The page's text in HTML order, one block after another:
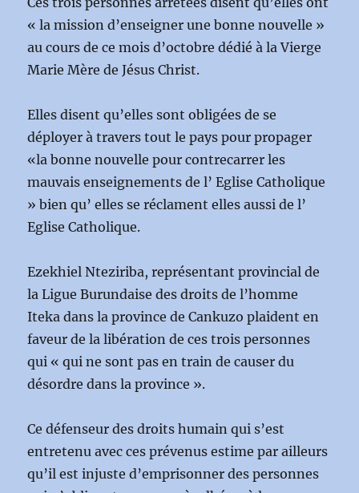
« la mission d’enseigner une bonne nouvelle »
au cours de ce mois d’octobre dédié à la Vierge
Marie Mère de Jésus Christ.
Elles disent qu’elles sont obligées de se
déployer à travers tout le pays pour propager
«la bonne nouvelle pour contrecarrer les
mauvais enseignements de l’ Eglise Catholique
» bien qu’ elles se réclament elles aussi de l’
Eglise Catholique.
Ezekhiel Nteziriba, représentant provincial de
la Ligue Burundaise des droits de l’homme
Iteka dans la province de Cankuzo plaident en
faveur de la libération de ces trois personnes
qui « qui ne sont pas en train de causer du
désordre dans la province ».
Ce défenseur des droits humain qui s’est
entretenu avec ces prévenus estime par ailleurs
qu’il est injuste d’emprisonner des personnes